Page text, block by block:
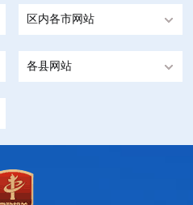
区内各市网站
各县网站